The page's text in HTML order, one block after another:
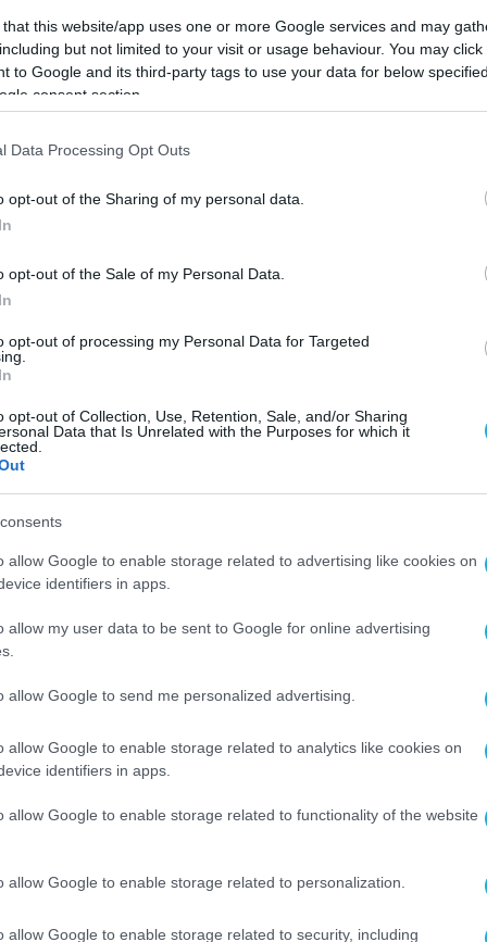
that this website/app uses one or more Google services and may
but not limited to your visit or usage behaviour. You may
to Google and its third-party tags to use your data for below
consent section.
Data Processing Opt Outs
opt-out of the Sharing of my personal data.
opt-out of the Sale of my Personal Data.
opt-out of processing my Personal Data for Targeted
opt-out of Collection, Use, Retention, Sale, and/or Sharing
Data that Is Unrelated with the Purposes for which it
allow Google to enable storage related to advertising like cookies on
identifiers in apps.
allow my user data to be sent to Google for online advertising
allow Google to send me personalized advertising.
allow Google to enable storage related to analytics like cookies on
identifiers in apps.
allow Google to enable storage related to functionality of the website
allow Google to enable storage related to personalization.
allow Google to enable storage related to security, including
πληροφοριακών συστημάτων τόσο για
στοχεύει στην διαχείριση των
μικρές, μεσαίες και μεγάλες επιχειρήσεις
στην καθημερινότητα των
είναι το κλειδί για την αξιοποίηση
που προσφέρουμε”, δήλωσε ο
. “Συνεργαζόμενοι με την
,
λύσεις που θα λύσουν τα χέρια των
και τις Περιφέρειες σε πολλές από τις
με την Netsquare στην Ελληνική Αγορά”
Romania, Greece, Cyprus & Malta της
συνεργασία με τους υφιστάμενους και τους
μαζί με την ομάδα της Netsquare θα
ελληνική αγορά με πρωταγωνιστή το
Ανυπομονώ να δουλέψουμε μαζί.”
και η Extreme θα παρουσιάσουν τη
της έκθεσης, o κ. Σταματούκος, θα υποδεχθεί
Cyprus & Malta της
σε
Connect Empower the Smart Cities
για τις «έξυπνες πόλεις»
meet n greetστο περίπτερο της
να συζητήσει με τον